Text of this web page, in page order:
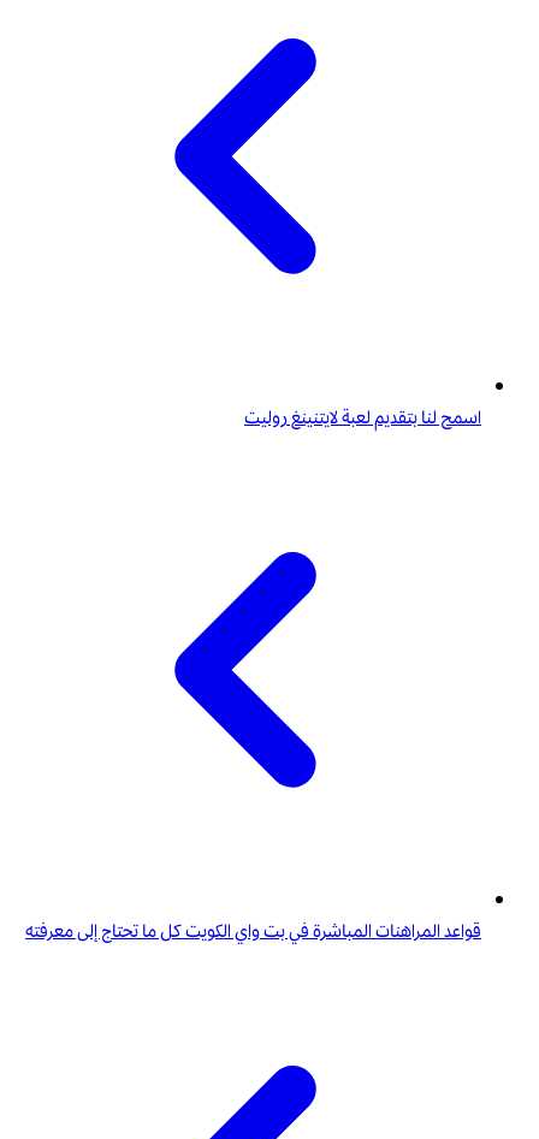
اسمح لنا بتقديم لعبة لايتنينغ روليت
قواعد المراهنات المباشرة في بت واي الكويت كل ما تحتاج إلى معرفته